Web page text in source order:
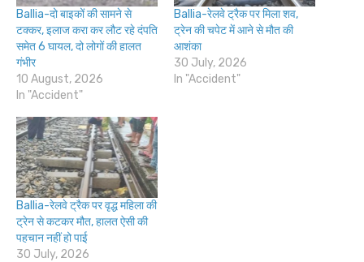
Ballia-दो बाइकों की सामने से
टक्कर, इलाज करा कर लौट रहे दंपति
समेत 6 घायल, दो लोगों की हालत
गंभीर
10 August, 2026
In "Accident"
Ballia-रेलवे ट्रैक पर मिला शव,
ट्रेन की चपेट में आने से मौत की
आशंका
30 July, 2026
In "Accident"
Ballia-रेलवे ट्रैक पर वृद्ध महिला की
ट्रेन से कटकर मौत, हालत ऐसी की
पहचान नहीं हो पाई
30 July, 2026